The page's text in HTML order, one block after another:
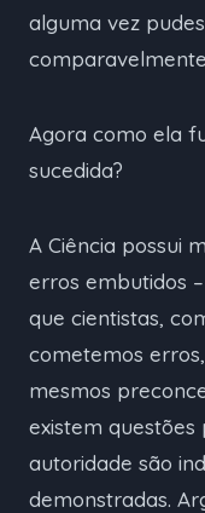
alguma vez
Agora como ela
sucedida?
A Ciência possui
erros embutidos
que cientistas,
cometemos
mesmos
existem questões
autoridade são
demonstradas.